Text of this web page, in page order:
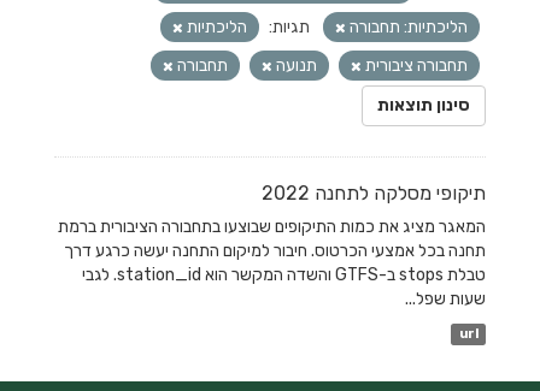
הליכתיות: תחבורה
תגיות:
הליכתיות
תחבורה ציבורית
תנועה
תחבורה
סינון תוצאות
תיקופי מסלקה לתחנה 2022
המאגר מציג את כמות התיקופים שבוצעו בתחבורה הציבורית ברמת
תחנה בכל אמצעי הכרטוס. חיבור למיקום התחנה יעשה כרגע דרך
טבלת stops ב-GTFS והשדה המקשר הוא station_id. לגבי
שעות שפל...
url